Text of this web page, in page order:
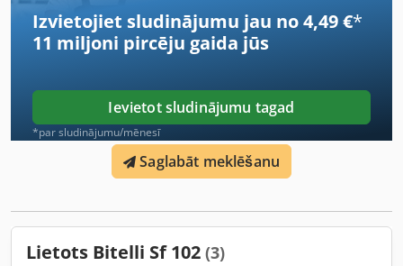
Izvietojiet sludinājumu jau no 4,49 €*
11 miljoni pircēju gaida jūs
Ievietot sludinājumu tagad
*par sludinājumu/mēnesī
Saglabāt meklēšanu
Lietots Bitelli Sf 102 (3)